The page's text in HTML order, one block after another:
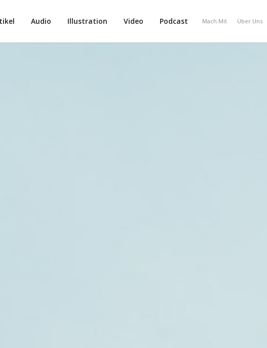
Audio Illustration Video Podcast Mach Mit Über Uns